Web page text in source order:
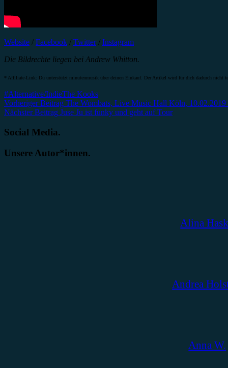
Website / Facebook / Twitter/ Instagram
Die Bildrechte liegen bei Andrew Whitton.
* Affiliate-Link: Du unterstützt minutenmusik über deinen Einkauf. Der Artikel wird für dich dadurch nicht
#Alternative/IndieThe Kooks
Beitragsnavigation
Vorheriger Beitrag The Wombats, Live Music Hall Köln,
Nächster Beitrag Juse Ju ist funky und geht auf Tour
Social Media.
Unsere Autor*innen.
Alina
Andrea
Anna W.